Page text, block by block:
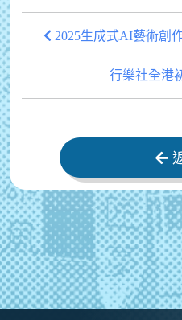
2025生成式AI藝術創
行樂社全港